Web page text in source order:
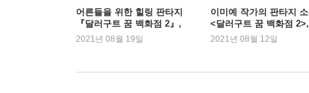
청춘은 가도 노래는 남아
“넌 노래가 전부는 아니더라”
양희은이 무대에서 운 까닭
어른들을 위한 힐링 판타지
『달러구트 꿈 백화점 2』,
3주 연속 1위
2021년 08월 19일
이미예 작가의 판타지
<달러구트 꿈 백화점
주 연속 1위
2021년 08월 12일